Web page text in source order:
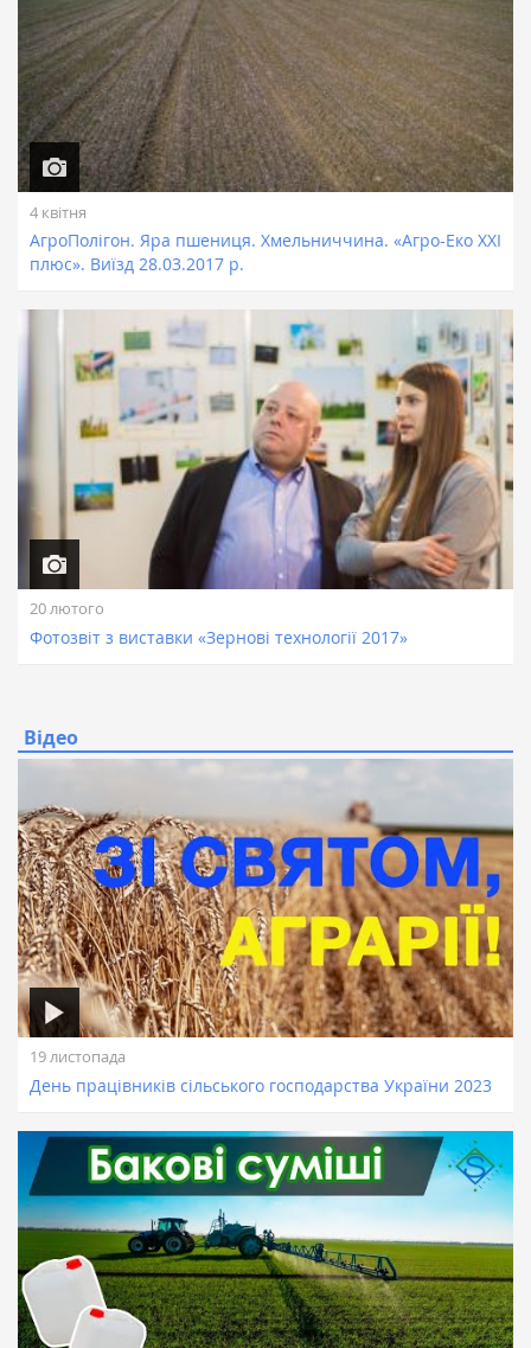
4 квітня
АгроПолігон. Яра пшениця. Хмельниччина. «Агро-Еко ХХІ
плюс». Виїзд 28.03.2017 р.
20 лютого
Фотозвіт з виставки «Зернові технології 2017»
Відео
19 листопада
День працівників сільського господарства України 2023